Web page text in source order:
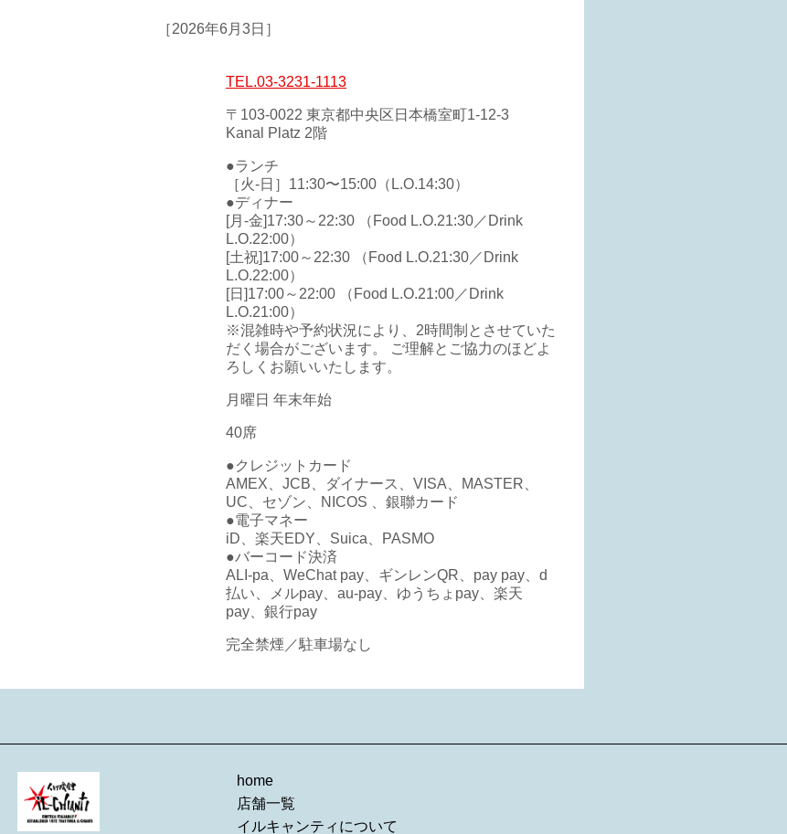
［2026年6月3日］
TEL.03-3231-1113
〒103-0022 東京都中央区日本橋室町1-12-3
Kanal Platz 2階
●ランチ
［火-日］11:30〜15:00（L.O.14:30）
●ディナー
[月-金]17:30～22:30 （Food L.O.21:30／Drink
L.O.22:00）
[土祝]17:00～22:30 （Food L.O.21:30／Drink
L.O.22:00）
[日]17:00～22:00 （Food L.O.21:00／Drink
L.O.21:00）
※混雑時や予約状況により、2時間制とさせていた
だく場合がございます。 ご理解とご協力のほどよ
ろしくお願いいたします。
月曜日 年末年始
40席
●クレジットカード
AMEX、JCB、ダイナース、VISA、MASTER、
UC、セゾン、NICOS 、銀聯カード
●電子マネー
iD、楽天EDY、Suica、PASMO
●バーコード決済
ALI-pa、WeChat pay、ギンレンQR、pay pay、d
払い、メルpay、au-pay、ゆうちょpay、楽天
pay、銀行pay
完全禁煙／駐車場なし
home
店舗一覧
イルキャンティについて